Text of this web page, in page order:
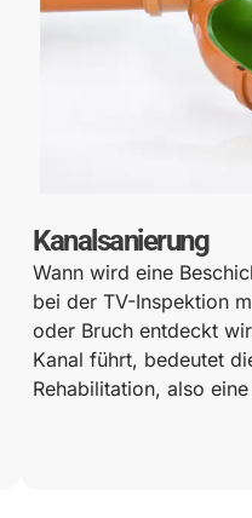
Kanalsanierung
Wann wird eine
bei der TV-Inspektion
oder Bruch entdeckt
Kanal führt, bedeutet
Rehabilitation, also